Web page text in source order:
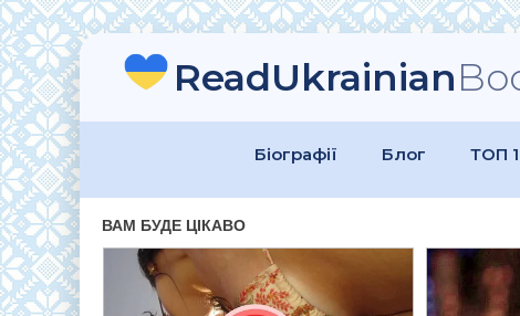
ReadUkrainian
Біографії Блог ТОП